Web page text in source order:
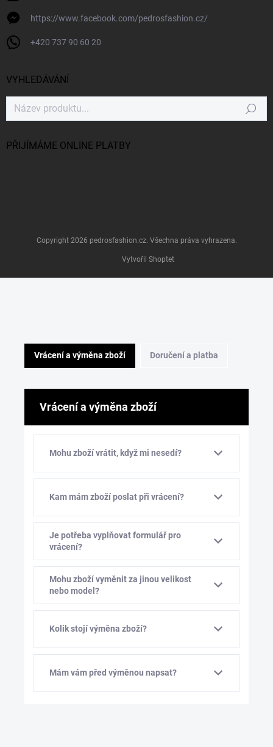
https://www.facebook.com/pedrosfashion.cz/
+420 737 90 60 20
VYHLEDÁVÁNÍ
Hledat
PŘIJÍMÁME ONLINE PLATBY
Vytvořil Shoptet
Copyright 2026 pedrosfashion.cz. Všechna práva vyhrazena.
Vrácení a výměna zboží Doručení a platba
Vrácení a výměna zboží
Mohu zboží vrátit, když mi nesedí?
Kam mám zboží poslat při vrácení?
Je potřeba vyplňovat formulář pro
vrácení?
Mohu zboží vyměnit za jinou velikost
nebo model?
Kolik stojí výměna zboží?
Mám vám před výměnou napsat?